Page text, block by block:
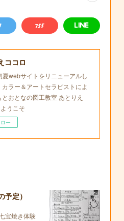
ココロ
夏webサイトをリニューアルし
カラー＆アートセラピストによ
とおとなの図工教室 あとりえ
うこそ
ー
予定）
宝焼き体験